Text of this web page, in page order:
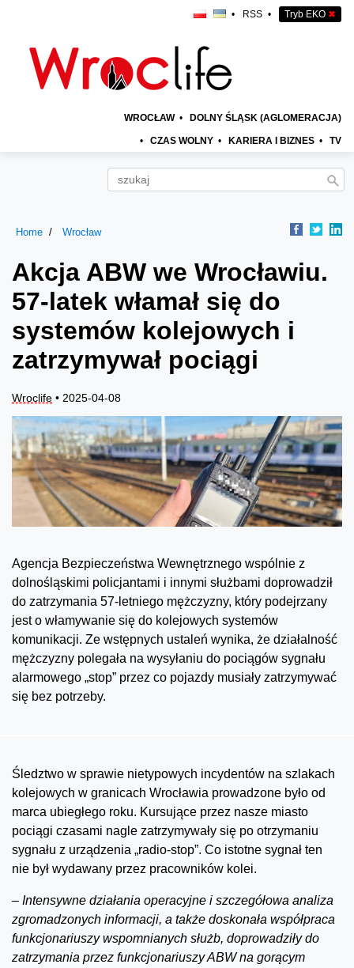
• RSS • Tryb EKO ✖
WROCŁAW • DOLNY ŚLĄSK (AGLOMERACJA)
• CZAS WOLNY • KARIERA I BIZNES • TV
Home Wrocław
Akcja ABW we Wrocławiu.
57-latek włamał się do
systemów kolejowych i
zatrzymywał pociągi
Wroclife • 2025-04-08
Agencja Bezpieczeństwa Wewnętrznego wspólnie z
dolnośląskimi policjantami i innymi służbami doprowadził
do zatrzymania 57-letniego mężczyzny, który podejrzany
jest o włamywanie się do kolejowych systemów
komunikacji. Ze wstępnych ustaleń wynika, że działalność
mężczyzny polegała na wysyłaniu do pociągów sygnału
alarmowego „stop” przez co pojazdy musiały zatrzymywać
się bez potrzeby.
Śledztwo w sprawie nietypowych incydentów na szlakach
kolejowych w granicach Wrocławia prowadzone było od
marca ubiegłego roku. Kursujące przez nasze miasto
pociągi czasami nagle zatrzymywały się po otrzymaniu
sygnału z urządzenia „radio-stop”. Co istotne sygnał ten
nie był wydawany przez pracowników kolei.
– Intensywne działania operacyjne i szczegółowa analiza
zgromadzonych informacji, a także doskonała współpraca
funkcjonariuszy wspomnianych służb, doprowadziły do
zatrzymania przez funkcjonariuszy ABW na gorącym